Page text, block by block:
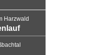
Harzwald